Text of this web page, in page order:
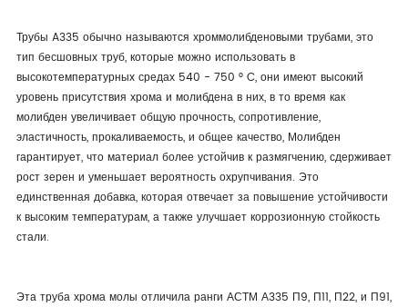
Трубы A335 обычно называются хроммолибденовыми трубами, это
тип бесшовных труб, которые можно использовать в
высокотемпературных средах 540 - 750 ° C, они имеют высокий
уровень присутствия хрома и молибдена в них, в то время как
молибден увеличивает общую прочность, сопротивление,
эластичность, прокаливаемость, и общее качество, Молибден
гарантирует, что материал более устойчив к размягчению, сдерживает
рост зерен и уменьшает вероятность охрупчивания. Это
единственная добавка, которая отвечает за повышение устойчивости
к высоким температурам, а также улучшает коррозионную стойкость
стали.
Эта труба хрома молы отличила ранги АСТМ А335 П9, П11, П22, и П91,